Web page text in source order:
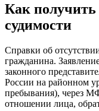
Как получить
судимости
Справки об
гражданина.
законного
России на районном
пребывания), через
отношении лица,